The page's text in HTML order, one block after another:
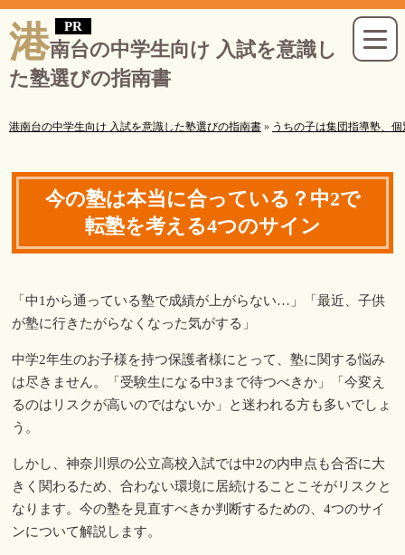
港南台の中学生向け 入試を意識し
た塾選びの指南書
港南台の中学生向け 入試を意識した塾選びの指南書 » うちの子は集団指導塾、
今の塾は本当に合っている？中2で
転塾を考える4つのサイン
「中1から通っている塾で成績が上がらない…」「最近、子供
が塾に行きたがらなくなった気がする」
中学2年生のお子様を持つ保護者様にとって、塾に関する悩み
は尽きません。「受験生になる中3まで待つべきか」「今変え
るのはリスクが高いのではないか」と迷われる方も多いでしょ
う。
しかし、神奈川県の公立高校入試では中2の内申点も合否に大
きく関わるため、合わない環境に居続けることこそがリスクと
なります。今の塾を見直すべきか判断するための、4つのサイ
ンについて解説します。